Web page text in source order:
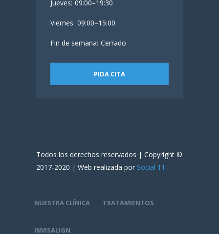
Jueves: 09:00–19:30
Viernes: 09:00–15:00
Fin de semana: Cerrado
PIDA CITA
Todos los derechos reservados | Copyright ©
2017-2020 | Web realizada por Social 11
NUESTRA CLÍNICA TRATAMIENTOS
INVISALIGN